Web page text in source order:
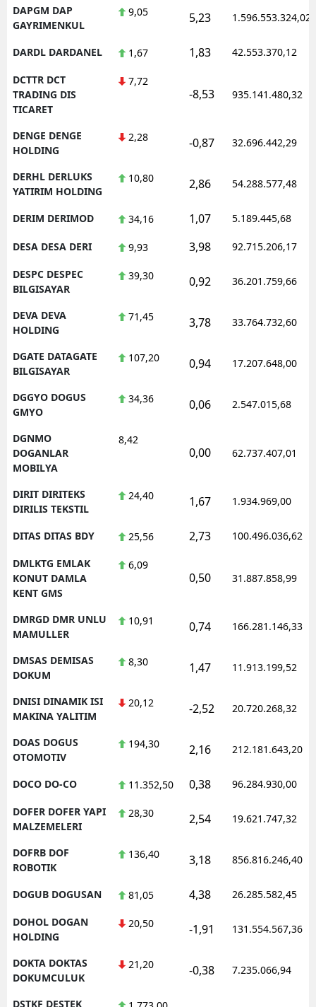
DAPGM DAP
GAYRIMENKUL
9,05 5,23 1.596.553.324,02
DARDL DARDANEL 1,67 1,83 42.553.370,12
DCTTR DCT
TRADING DIS
TICARET
7,72
-8,53 935.141.480,32
DENGE DENGE
HOLDING
2,28 -0,87 32.696.442,29
DERHL DERLUKS
YATIRIM HOLDING
10,80 2,86 54.288.577,48
DERIM DERIMOD 34,16 1,07 5.189.445,68
DESA DESA DERI 9,93 3,98 92.715.206,17
DESPC DESPEC
BILGISAYAR
39,30 0,92 36.201.759,66
DEVA DEVA
HOLDING
71,45 3,78 33.764.732,60
DGATE DATAGATE
BILGISAYAR
107,20 0,94 17.207.648,00
DGGYO DOGUS
GMYO
34,36 0,06 2.547.015,68
DGNMO
DOGANLAR
MOBILYA
8,42
0,00 62.737.407,01
DIRIT DIRITEKS
DIRILIS TEKSTIL
24,40 1,67 1.934.969,00
DITAS DITAS BDY 25,56 2,73 100.496.036,62
DMLKTG EMLAK
KONUT DAMLA
KENT GMS
6,09
0,50 31.887.858,99
DMRGD DMR UNLU
MAMULLER
10,91 0,74 166.281.146,33
DMSAS DEMISAS
DOKUM
8,30 1,47 11.913.199,52
DNISI DINAMIK ISI
MAKINA YALITIM
20,12 -2,52 20.720.268,32
DOAS DOGUS
OTOMOTIV
194,30 2,16 212.181.643,20
DOCO DO-CO 11.352,50 0,38 96.284.930,00
DOFER DOFER YAPI
MALZEMELERI
28,30 2,54 19.621.747,32
DOFRB DOF
ROBOTIK
136,40 3,18 856.816.246,40
DOGUB DOGUSAN 81,05 4,38 26.285.582,45
DOHOL DOGAN
HOLDING
20,50 -1,91 131.554.567,36
DOKTA DOKTAS
DOKUMCULUK
21,20 -0,38 7.235.066,94
DSTKF DESTEK